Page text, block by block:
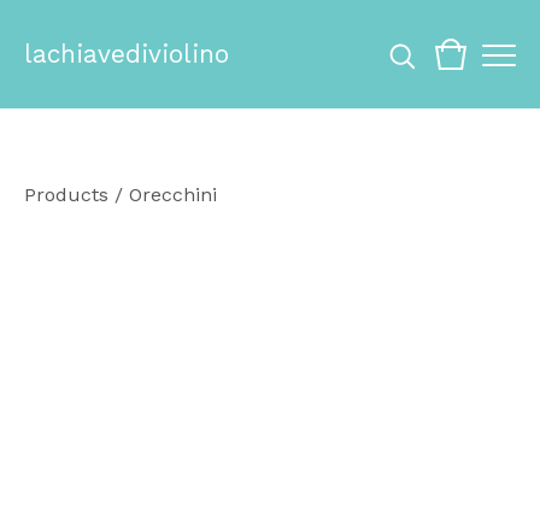
lachiavediviolino
Products / Orecchini